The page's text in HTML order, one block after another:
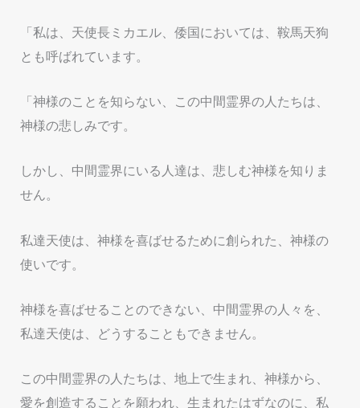
「私は、天使長ミカエル、倭国においては、鞍馬天狗
とも呼ばれています。
「神様のことを知らない、この中間霊界の人たちは、
神様の悲しみです。
しかし、中間霊界にいる人達は、悲しむ神様を知りま
せん。
私達天使は、神様を喜ばせるために創られた、神様の
使いです。
神様を喜ばせることのできない、中間霊界の人々を、
私達天使は、どうすることもできません。
この中間霊界の人たちは、地上で生まれ、神様から、
愛を創造することを願われ、生まれたはずなのに、私